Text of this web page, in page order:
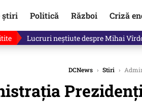
știri Politică Război Criză
„Mă uit și sper să nu fie adevărat
DCNews › Stiri ›